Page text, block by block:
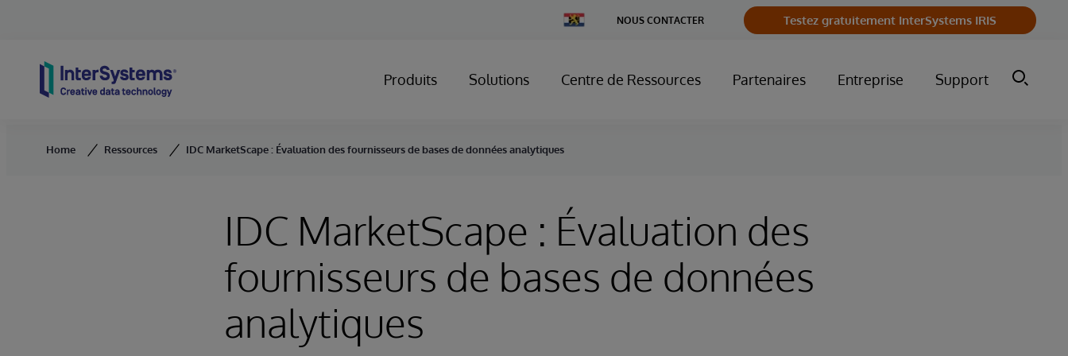
Change
Country
NOUS CONTACTER Testez gratuitement InterSystems IRIS
Produits Solutions Centre de Ressources Partenaires Entreprise Support
Home Ressources IDC MarketScape : Évaluation des fournisseurs de bases de données analytiques
IDC MarketScape : Évaluation des
fournisseurs de bases de données
analytiques